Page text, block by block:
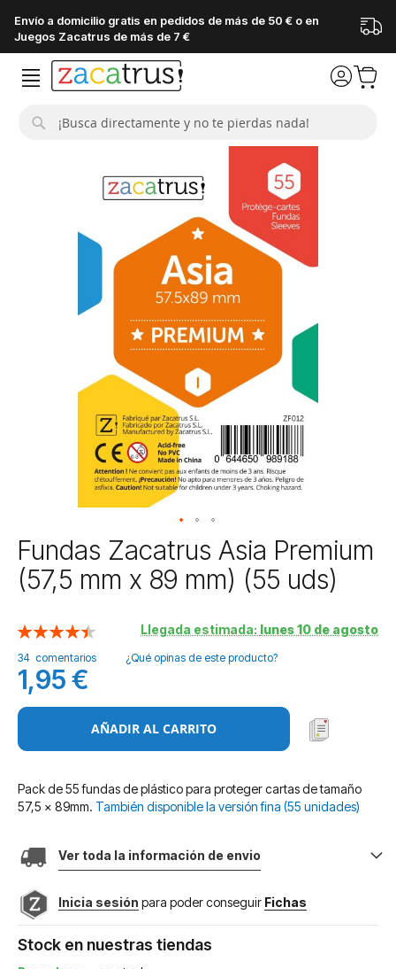
Envío a domicilio gratis en pedidos de más de 50 € o en
Juegos Zacatrus de más de 7 €
Saltar
al
comienzo
de
galería
imágenes
Fundas Zacatrus Asia Premium
(57,5 mm x 89 mm) (55 uds)
Llegada estimada: lunes 10 de agosto
Valoración:
34 comentarios ¿Qué opinas de este producto?
1,95 €
AÑADIR AL CARRITO
Pack de 55 fundas de plástico para proteger cartas de tamaño
57,5 x 89mm. También disponible la versión fina (55 unidades)
Ver toda la información de envio
Inicia sesión para poder conseguir Fichas
Stock en nuestras tiendas